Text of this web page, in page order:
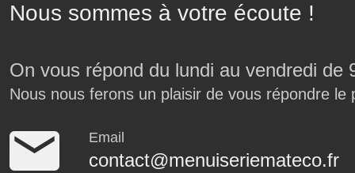
Nous sommes à votre écoute !
On vous répond du lundi au vendredi
Nous nous ferons un plaisir de vous répondre le
Email
contact@menuiseriemateco.fr